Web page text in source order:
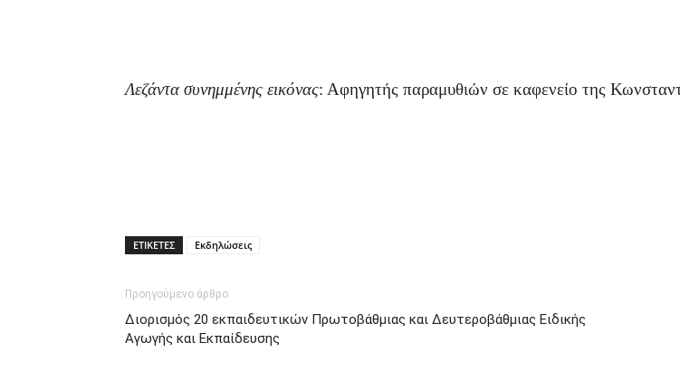
Λεζάντα συνημμένης εικόνας: Αφηγητής παραμυθιών σε καφενείο της
ΕΤΙΚΕΤΕΣ Εκδηλώσεις
Προηγούμενο άρθρο
Διορισμός 20 εκπαιδευτικών Πρωτοβάθμιας και Δευτεροβάθμιας Ειδικής
Αγωγής και Εκπαίδευσης